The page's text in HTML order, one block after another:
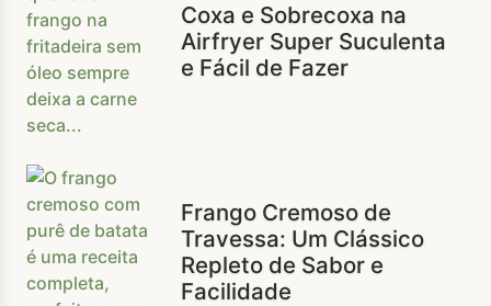
Coxa e Sobrecoxa na
Airfryer Super Suculenta
e Fácil de Fazer
Frango Cremoso de
Travessa: Um Clássico
Repleto de Sabor e
Facilidade